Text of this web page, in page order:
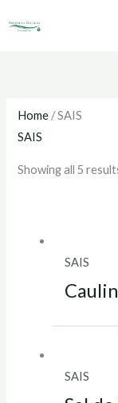
to
Home / SAIS
SAIS
Showing all 5
SAIS
SAIS